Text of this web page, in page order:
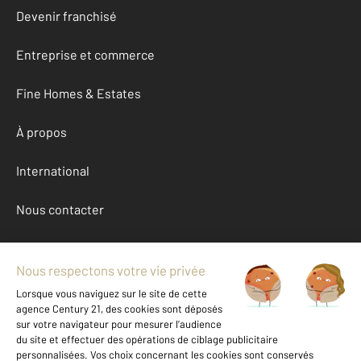
Devenir franchisé
Entreprise et commerce
Fine Homes & Estates
À propos
International
Nous contacter
Mentions légales & CGU et Barèmes d'honoraires
Données personnelles
Gestionnaire des cookies